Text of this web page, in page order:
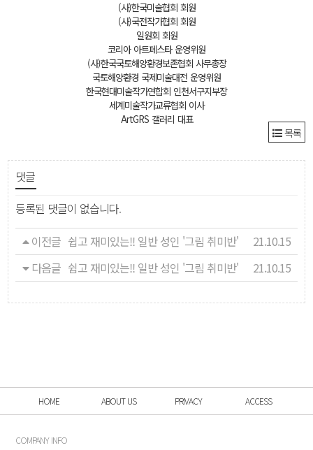
(사)한국미술협회 회원
(사)국전작가협회 회원
일원회 회원
코리아 아트페스타 운영위원
(사)한국국토해양환경보존협회 사무총장
국토해양환경 국제미술대전 운영위원
한국현대미술작가연합회 인천서구지부장
세계미술작가교류협회 이사
ArtGRS 갤러리 대표
목록
댓글
등록된 댓글이 없습니다.
이전글 쉽고 재미있는!! 일반 성인 '그림 취미반'
21.10.15
다음글 쉽고 재미있는!! 일반 성인 '그림 취미반' 21.10.15
HOME ABOUT US PRIVACY ACCESS
COMPANY INFO